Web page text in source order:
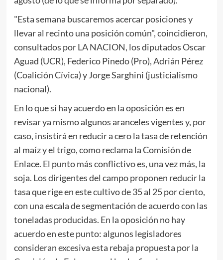
"Esta semana buscaremos acercar posiciones y
llevar al recinto una posición común", coincidieron,
consultados por LA NACION, los diputados Oscar
Aguad (UCR), Federico Pinedo (Pro), Adrián Pérez
(Coalición Cívica) y Jorge Sarghini (justicialismo
nacional).
En lo que sí hay acuerdo en la oposición es en
revisar ya mismo algunos aranceles vigentes y, por
caso, insistirá en reducir a cero la tasa de retención
al maíz y el trigo, como reclama la Comisión de
Enlace. El punto más conflictivo es, una vez más, la
soja. Los dirigentes del campo proponen reducir la
tasa que rige en este cultivo de 35 al 25 por ciento,
con una escala de segmentación de acuerdo con las
toneladas producidas. En la oposición no hay
acuerdo en este punto: algunos legisladores
consideran excesiva esta rebaja propuesta por la